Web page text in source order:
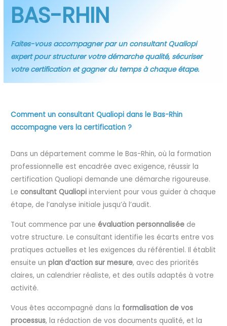
BAS-RHIN
Faites-vous accompagner par un consultant Qualiopi
expert pour structurer votre démarche qualité, sécuriser
votre certification et gagner du temps à chaque étape.
Comment un consultant Qualiopi dans le Bas-Rhin
accompagne vers la certification ?
Dans un département comme le Bas-Rhin, où la formation
professionnelle est encadrée avec exigence, réussir la
certification Qualiopi demande une démarche rigoureuse.
Leconsultant Qualiopi intervient pour vous guider à chaque
étape, de l’analyse initiale jusqu’à l’audit.
Tout commence par uneévaluation personnalisée de
votre structure. Le consultant identifie les écarts entre vos
pratiques actuelles et les exigences du référentiel. Il établit
ensuite unplan d’action sur mesure, avec des priorités
claires, un calendrier réaliste, et des outils adaptés à votre
activité.
Vous êtes accompagné dans la formalisation de vos
processus, la rédaction de vos documents qualité, et la